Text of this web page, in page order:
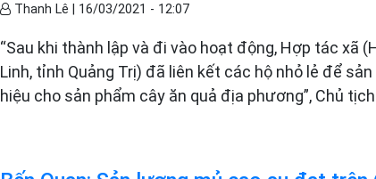
Thanh Lê | 16/03/2021 - 12:07
“Sau khi thành lập và đi vào hoạt động, Hợp tác xã
Linh, tỉnh Quảng Trị) đã liên kết các hộ nhỏ lẻ để
hiệu cho sản phẩm cây ăn quả địa phương”, Chủ